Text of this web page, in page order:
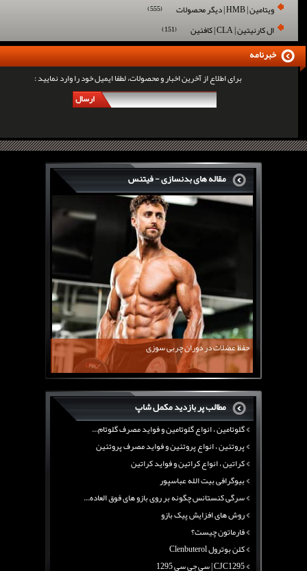
ویتامین | HMB | دیگر محصولات (555)
ال کارنیتین | CLA | کافئین (151)
برای اطلاع از آخرین اخبار و محصولات، لطفا ایمیل خود را وارد نمایید :
ارسال
خبرنامه
مقاله های بدنسازی - فیتنس
حفظ عضلات در دوران چربی سوزی
مطالب پر بازدید مکمل شاپ
سرگی کنستانس چگونه بر روی بازو های فوق العاده...
روش های افزایش پیک بازو
فارماتون چیست؟
کلن بوترول Clenbuterol
CJC1295 | سی جی سی 1295
11 توصیه برای کاهش اشتها
معرفی یک برنامه غذایی جامع برای افزایش قد
چربی سوزی با چای سبز
بیوگرافی علی تبریزی
منابع پروتئینی غیر گوشتی
آرژنین ، فواید آرژنین و نقش آرژنین در بدن
گلوتامین ، انواع گلوتامین و فواید مصرف گلوتام...
پروتئین ، انواع پروتئین و فواید مصرف پروتئین
کراتین ، انواع کراتین و فواید کراتین
بیوگرافی بیت الله عباسپور
سرگی کنستانس چگونه بر روی بازو های فوق العاده...
روش های افزایش پیک بازو
فارماتون چیست؟
کلن بوترول Clenbuterol
CJC1295 | سی جی سی 1295